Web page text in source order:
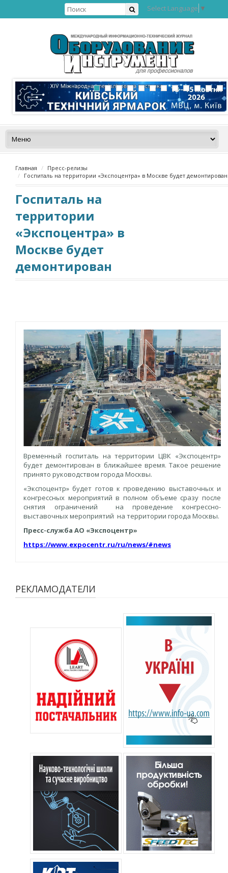
Select Language ▼
Главная
Пресс-релизы
Госпиталь на территории «Экспоцентра» в Москве будет демонтирован
Госпиталь на
территории
«Экспоцентра» в
Москве будет
демонтирован
Временный госпиталь на территории ЦВК «Экспоцентр»
будет демонтирован в ближайшее время. Такое решение
принято руководством города Москвы.
«Экспоцентр» будет готов к проведению выставочных и
конгрессных мероприятий в полном объеме сразу после
снятия ограничений на проведение конгрессно-
выставочных мероприятий на территории города Москвы.
Пресс-служба АО «Экспоцентр»
https://www.expocentr.ru/ru/news/#news
РЕКЛАМОДАТЕЛИ